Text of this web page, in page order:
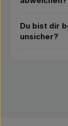
Du bist dir
unsicher?